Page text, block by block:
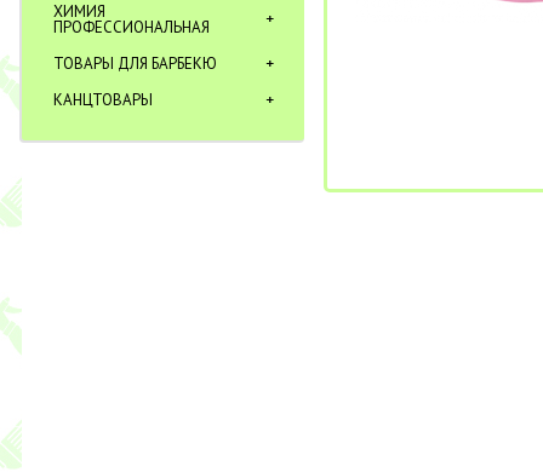
ХИМИЯ
ПРОФЕССИОНАЛЬНАЯ
ТОВАРЫ ДЛЯ БАРБЕКЮ
КАНЦТОВАРЫ